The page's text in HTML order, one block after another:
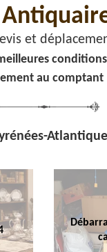
et
au comptant